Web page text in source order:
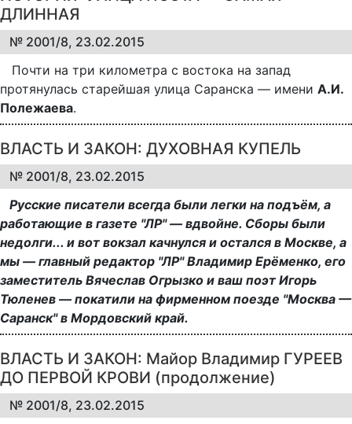
ДЛИННАЯ
№ 2001/8, 23.02.2015
Почти на три километра с востока на запад
протянулась старейшая улица Саранска — имени А.И.
Полежаева.
ВЛАСТЬ И ЗАКОН: ДУХОВНАЯ КУПЕЛЬ
№ 2001/8, 23.02.2015
Русские писатели всегда были легки на подъём, а
работающие в газете "ЛР" — вдвойне. Сборы были
недолги... и вот вокзал качнулся и остался в Москве, а
мы — главный редактор "ЛР" Владимир Ерёменко, его
заместитель Вячеслав Огрызко и ваш поэт Игорь
Тюленев — покатили на фирменном поезде "Москва —
Саранск" в Мордовский край.
ВЛАСТЬ И ЗАКОН: Майор Владимир ГУРЕЕВ
ДО ПЕРВОЙ КРОВИ (продолжение)
№ 2001/8, 23.02.2015